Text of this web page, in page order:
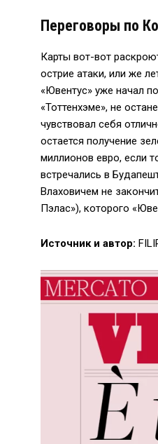
Переговоры по
Карты вот-вот
острие атаки, или же
«Ювентус» уже начал
«Тоттенхэме», не
чувствовал себя
остается получение
миллионов евро, если
встречались в
Влаховичем не
Пэлас»), которого
Источник и автор: